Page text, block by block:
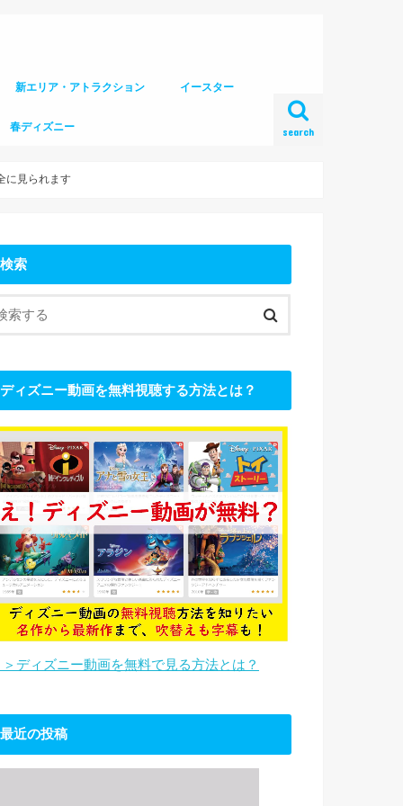
search
新エリア・アトラクション イースター
春ディズニー
に見られます
検索
ディズニー動画を無料視聴する方法とは？
＞ディズニー動画を無料で見る方法とは？
最近の投稿